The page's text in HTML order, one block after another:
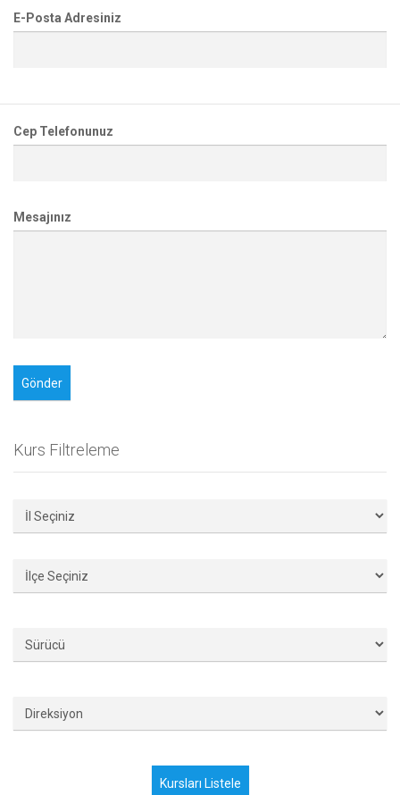
E-Posta Adresiniz
Cep Telefonunuz
Mesajınız
Kurs Filtreleme